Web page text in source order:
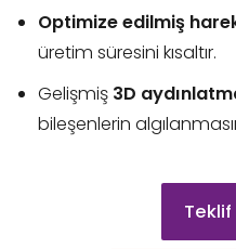
Optimize edilmiş
üretim süresini kısaltır.
Gelişmiş 3D
bileşenlerin
Teklif